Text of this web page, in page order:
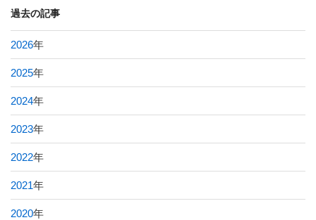
過去の記事
2026年
2025年
2024年
2023年
2022年
2021年
2020年